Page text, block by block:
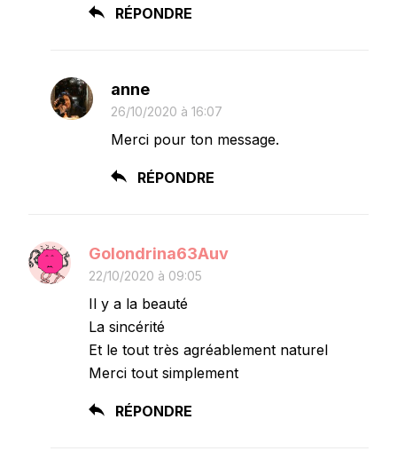
RÉPONDRE
anne
26/10/2020 à 16:07
Merci pour ton message.
RÉPONDRE
Golondrina63Auv
22/10/2020 à 09:05
Il y a la beauté
La sincérité
Et le tout très agréablement naturel
Merci tout simplement
RÉPONDRE